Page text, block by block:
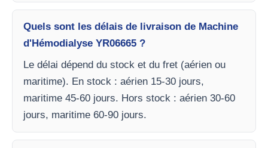
Quels sont les délais de livraison de Machine
d'Hémodialyse YR06665 ?
Le délai dépend du stock et du fret (aérien ou
maritime). En stock : aérien 15-30 jours,
maritime 45-60 jours. Hors stock : aérien 30-60
jours, maritime 60-90 jours.